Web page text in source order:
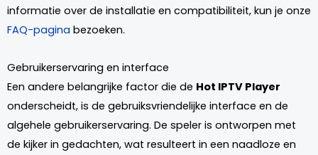
informatie over de installatie en compatibiliteit, kun je onze
FAQ-pagina bezoeken.
Gebruikerservaring en interface
Een andere belangrijke factor die de Hot IPTV Player
onderscheidt, is de gebruiksvriendelijke interface en de
algehele gebruikerservaring. De speler is ontworpen met
de kijker in gedachten, wat resulteert in een naadloze en